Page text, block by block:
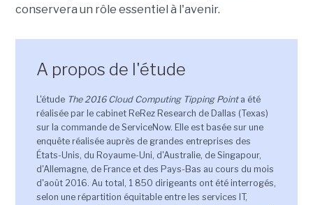
conservera un rôle essentiel à l'avenir.
A propos de l'étude
L'étude The 2016 Cloud Computing Tipping Pointa été
réalisée par le cabinet ReRez Research de Dallas (Texas)
sur la commande de ServiceNow. Elle est basée sur une
enquête réalisée auprès de grandes entreprises des
États-Unis, du Royaume-Uni, d'Australie, de Singapour,
d'Allemagne, de France et des Pays-Bas au cours du mois
d'août 2016. Au total, 1 850 dirigeants ont été interrogés,
selon une répartition équitable entre les services IT,